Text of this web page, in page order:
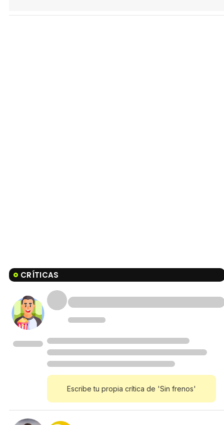
CRÍTICAS
Escribe tu propia crítica de 'Sin frenos'